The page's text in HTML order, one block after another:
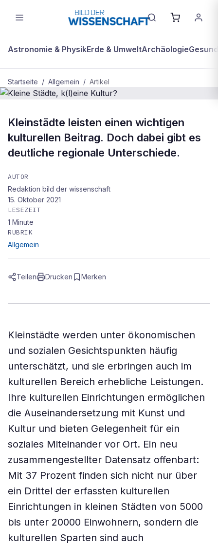
Astronomie & PhysikErde & UmweltArchäologie
Startseite / Allgemein / Artikel
Kleine Städte, k(l)eine Kultur?
Kleinstädte leisten einen wichtigen
kulturellen Beitrag. Doch dabei gibt es
deutliche regionale Unterschiede.
AUTOR
Redaktion bild der wissenschaft
15. Oktober 2021
LESEZEIT
1 Minute
RUBRIK
Allgemein
Teilen Drucken Merken
Kleinstädte werden unter ökonomischen
und sozialen Gesichtspunkten häufig
unterschätzt, und sie erbringen auch im
kulturellen Bereich erhebliche Leistungen.
Ihre kulturellen Einrichtungen ermöglichen
die Auseinandersetzung mit Kunst und
Kultur und bieten Gelegenheit für ein
soziales Miteinander vor Ort. Ein neu
zusammengestellter Datensatz offenbart:
Mit 37 Prozent finden sich nicht nur über
ein Drittel der erfassten kulturellen
Einrichtungen in kleinen Städten von 5000
bis unter 20000 Einwohnern, sondern die
kulturellen Sparten sind auch